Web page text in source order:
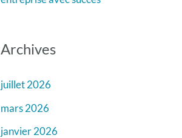
Archives
juillet 2026
mars 2026
janvier 2026